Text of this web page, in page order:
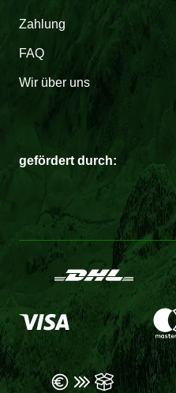
Zahlung
FAQ
Wir über uns
gefördert durch: